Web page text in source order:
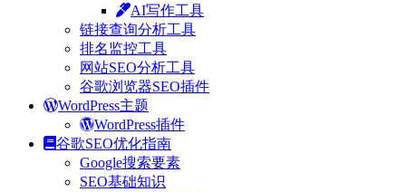
AI写作工具
链接查询分析工具
排名监控工具
网站SEO分析工具
谷歌浏览器SEO插件
WordPress主题
WordPress插件
谷歌SEO优化指南
Google搜索要素
SEO基础知识